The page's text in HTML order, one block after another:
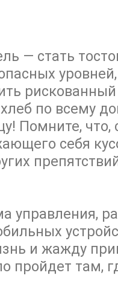
— стать
по всему
Помните,
себя
управления,
и жажду
пройдет там,